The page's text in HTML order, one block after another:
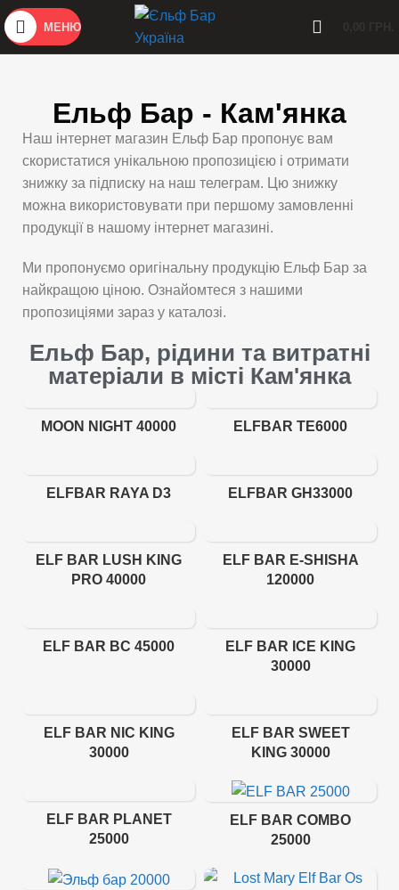
МЕНЮ
Ельф Бар - Кам'янка
Наш інтернет магазин Ельф Бар пропонує вам
скористатися унікальною пропозицією і отримати
знижку за підписку на наш телеграм. Цю знижку
можна використовувати при першому замовленні
продукції в нашому інтернет магазині.
Ми пропонуємо оригінальну продукцію Ельф Бар за
найкращою ціною. Ознайомтеся з нашими
пропозиціями зараз у каталозі.
Ельф Бар, рідини та витратні
матеріали в місті Кам'янка
MOON NIGHT 40000 ELFBAR TE6000
ELFBAR RAYA D3 ELFBAR GH33000
ELF BAR LUSH KING
PRO 40000
ELF BAR E-SHISHA
120000
ELF BAR BC 45000
ELF BAR ICE KING
30000
ELF BAR NIC KING
30000
ELF BAR SWEET
KING 30000
ELF BAR PLANET
25000
ELF BAR COMBO
25000